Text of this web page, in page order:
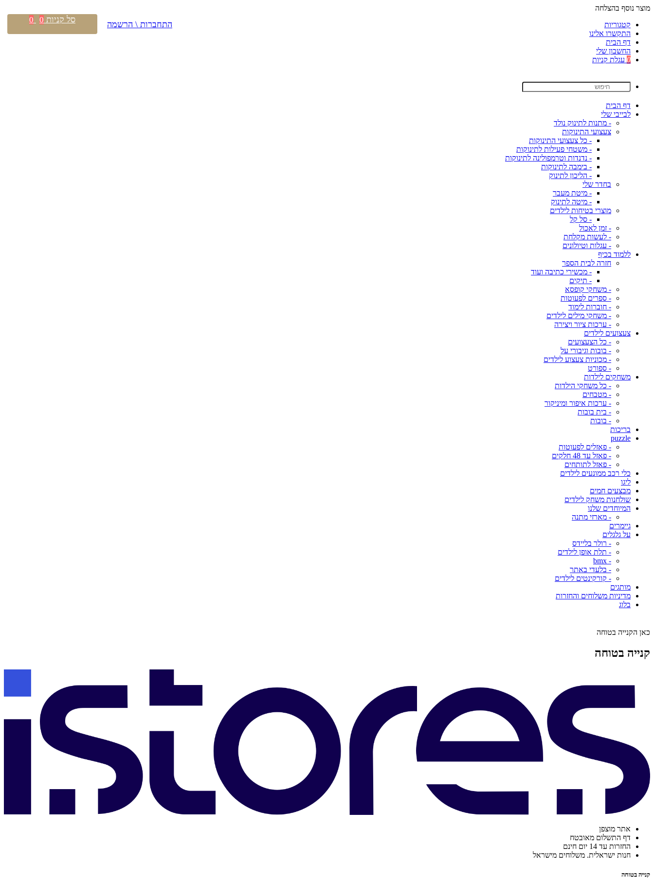
מוצר נוסף בהצלחה
קטגוריות
התקשרו אלינו
דף הבית
החשבון שלי
0 עגלת קניות
דף הבית
לבייבי שלי
- מתנות לתינוק נולד
צעצועי התינוקות
- כל צעצועי התינוקות
- משטחי פעילות לתינוקות
- נדנדות וטרמפולינה לתינוקות
- בימבה לתינוקות
- הליכון לתינוק
בחדר שלי
- מיטת מעבר
- מיטה לתינוק
מוצרי בטיחות לילדים
- סל קל
- זמן לאכול
- לעשות מקלחת
- עגלות וטיולונים
ללמוד בכיף
חזרה לבית הספר
- מכשירי כתיבה ועוד
- תיקים
- משחקי קופסא
- ספרים לפעוטות
- חוברות לימוד
- משחקי מילים לילדים
- ערכות ציור ויצירה
צעצועים לילדים
- כל הצעצועים
- בובות וגיבורי על
- מכוניות צעצוע לילדים
- ספורט
משחקים לילדות
- כל משחקי הילדות
- מטבחים
- ערכות איפור ומיניקור
- בית בובות
- בובות
בריכות
puzzle
- פאזלים לפעוטות
- פאזל עד 48 חלקים
- פאזל לתותחים
כלי רכב ממונעים לילדים
ליגו
מבצעים חמים
שולחנות משחק לילדים
המיוחדים שלנו
- מארזי מתנה
גיימרים
על גלגלים
- רולר בליידס
- תלת אופן לילדים
- bmx
- בלעדי באתר
- קורקינטים לילדים
מותגים
מדיניות משלוחים והחזרות
בלוג
כאן הקנייה בטוחה
קנייה בטוחה
אתר מוצפן
דף התשלום מאובטח
החזרות עד 14 יום חינם
חנות ישראלית. משלוחים מישראל
קנייה בטוחה
התחברות \ הרשמה סל קניות 0
0